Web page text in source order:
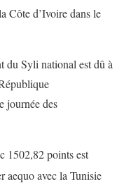
Côte d’Ivoire dans le
du Syli national est dû à
journée des
1502,82 points est
aequo avec la Tunisie